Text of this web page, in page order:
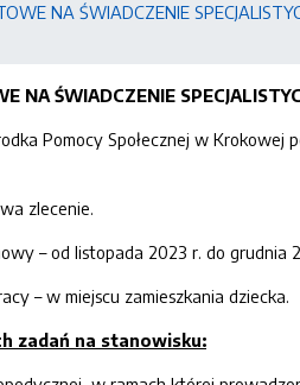
NA ŚWIADCZENIE
NA ŚWIADCZENIE
Pomocy Społecznej w
zlecenie.
– od listopada 2023 r. do grudnia
– w miejscu zamieszkania dziecka.
zadań na stanowisku: